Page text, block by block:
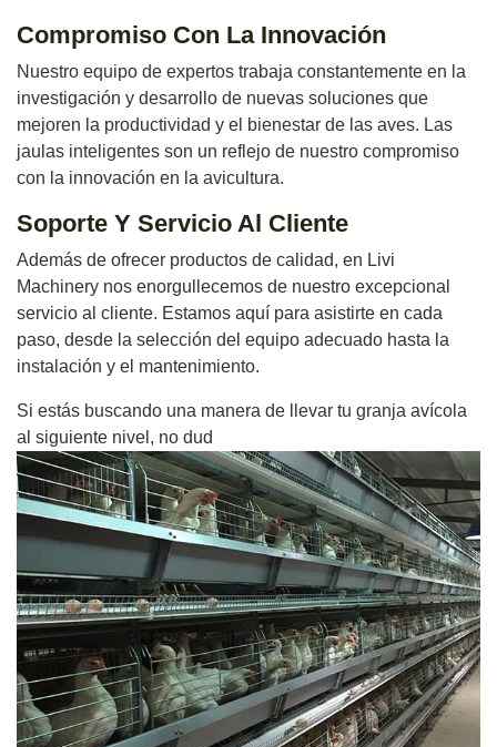
Compromiso Con La Innovación
Nuestro equipo de expertos trabaja constantemente en la
investigación y desarrollo de nuevas soluciones que
mejoren la productividad y el bienestar de las aves. Las
jaulas inteligentes son un reflejo de nuestro compromiso
con la innovación en la avicultura.
Soporte Y Servicio Al Cliente
Además de ofrecer productos de calidad, en Livi
Machinery nos enorgullecemos de nuestro excepcional
servicio al cliente. Estamos aquí para asistirte en cada
paso, desde la selección del equipo adecuado hasta la
instalación y el mantenimiento.
Si estás buscando una manera de llevar tu granja avícola
al siguiente nivel, no dud